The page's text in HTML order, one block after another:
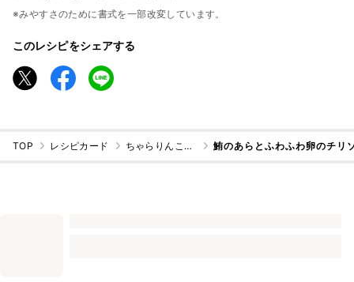
※みやすさのために書式を一部改変しています。
このレシピをシェアする
TOP レシピカード ちゃらりんこクック 鮪のあらとふわふわ卵のチリ